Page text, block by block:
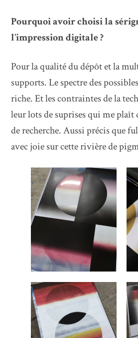
Pourquoi avoir choisi la
l’impression digitale ?
Pour la qualité du dépôt et la
supports. Le spectre des
riche. Et les contraintes de la
leur lots de suprises qui me
de recherche. Aussi précis que
avec joie sur cette rivière de